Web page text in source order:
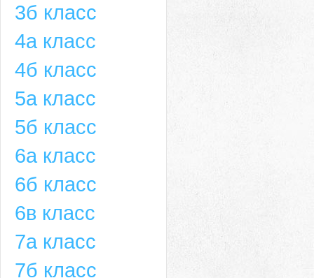
3б класс
4а класс
4б класс
5а класс
5б класс
6а класс
6б класс
6в класс
7а класс
7б класс